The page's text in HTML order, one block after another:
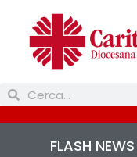
FLASH NEWS